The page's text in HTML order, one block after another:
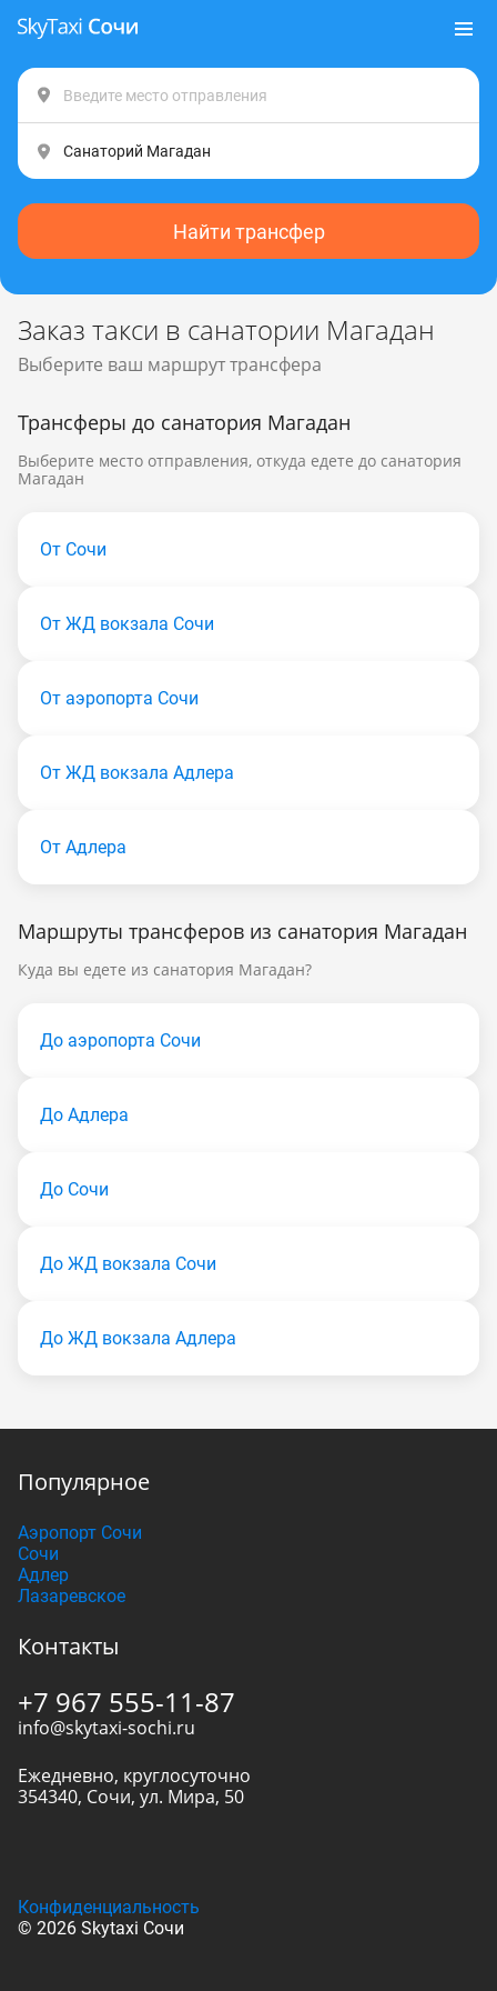
Найти трансфер
Заказ такси в санатории Магадан
Выберите ваш маршрут трансфера
Трансферы до санатория Магадан
Выберите место отправления, откуда едете до санатория
Магадан
От Сочи
От ЖД вокзала Сочи
От аэропорта Сочи
От ЖД вокзала Адлера
От Адлера
Маршруты трансферов из санатория Магадан
Куда вы едете из санатория Магадан?
До аэропорта Сочи
До Адлера
До Сочи
До ЖД вокзала Сочи
До ЖД вокзала Адлера
Популярное
Аэропорт Сочи
Сочи
Адлер
Лазаревское
Контакты
+7 967 555-11-87
info@skytaxi-sochi.ru
Ежедневно, круглосуточно
354340, Сочи, ул. Мира, 50
© 2026 Skytaxi Сочи
Конфиденциальность